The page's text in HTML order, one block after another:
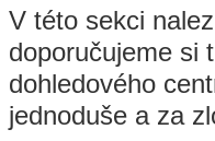
V této sekci
doporučujeme si
dohledového
jednoduše a za